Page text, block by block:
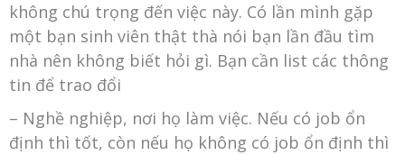
không chú trọng đến việc này. Có lần mình gặp
một bạn sinh viên thật thà nói bạn lần đầu tìm
nhà nên không biết hỏi gì. Bạn cần list các thông
tin để trao đổi
– Nghề nghiệp, nơi họ làm việc. Nếu có job ổn
định thì tốt, còn nếu họ không có job ổn định thì